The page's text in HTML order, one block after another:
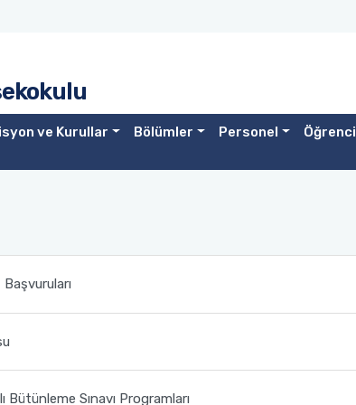
ve Kurullar Bölümler Personel Öğrenci
Bütünleme Sınavı Programları